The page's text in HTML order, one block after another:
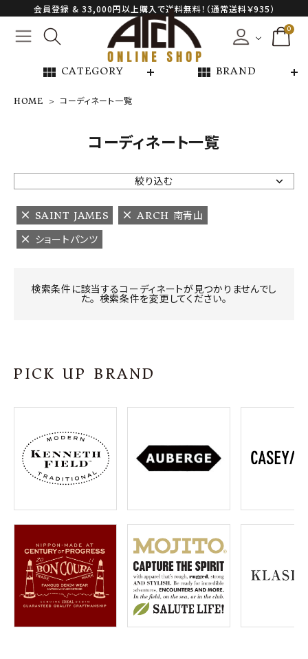
会員登録 & 33,000円以上購入で送料無料！（通常送料￥935）
0
view_module CATEGORY view_module BRAND
NEW ARRIVAL
ARCH EXCLUSIVE
BRAND
CATEGORY
プライバシーポリシー
特定商取引法について
お問い合わせ
OFFICIAL WEB SITE
meeting_room ログイン 会員登録
HOME コーディネート一覧
コーディネート一覧
絞り込む
SAINT JAMES
ARCH 南青山
ショートパンツ
検索条件に該当するコーディネートが見つかりませんでし
た。 検索条件を変更してください。
PICK UP BRAND